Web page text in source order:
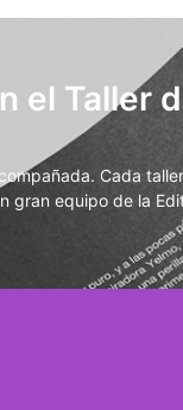
el Taller
Cada
gran equipo de la